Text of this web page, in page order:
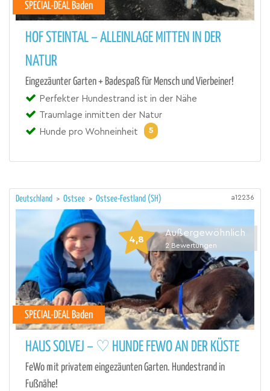
SPECIAL-DEAL Baden
HOF STEINTAL – ALLEINLAGE MITTEN IN DER
NATUR
Eingezäunter Garten + Badespaß für Mensch und Vierbeiner!
Perfekter Hundestrand ist in der Nähe
Traumlage inmitten der Natur
Hunde pro Wohneinheit
5
Deutschland > Ostsee > Ostsee-Festland (SH) a12236
4,8
Außergewöhnlich
2 Bewertungen
SPECIAL-DEAL Baden
HAUS SOLVEJ – ♡ HUNDE FEWO AN DER KÜSTE
FeWo mit privatem eingezäunten Garten. Hundestrand in
Fußnähe!